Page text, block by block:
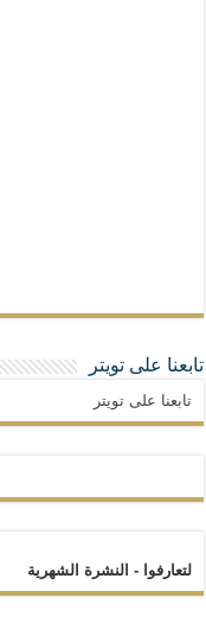
تابعنا على تويتر
تابعنا على تويتر
لتعارفوا - النشرة الشهرية